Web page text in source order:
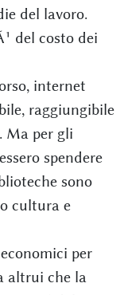
del lavoro.
del costo dei
internet
raggiungibile
Ma per gli
spendere
sono
cultura e
per
altrui che la